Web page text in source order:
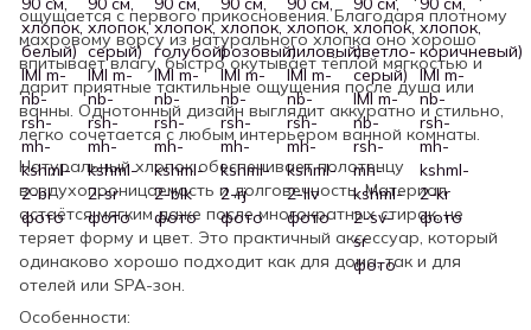
ощущается с первого прикосновения. Благодаря плотному
махровому ворсу из натурального хлопка оно хорошо
впитывает влагу, быстро окутывает тёплой мягкостью и
дарит приятные тактильные ощущения после душа или
ванны. Однотонный дизайн выглядит аккуратно и стильно,
легко сочетается с любым интерьером ванной комнаты.
Натуральный хлопок обеспечивает полотенцу
воздухопроницаемость и долговечность. Материал
остаётся мягким даже после многократных стирок, не
теряет форму и цвет. Это практичный аксессуар, который
одинаково хорошо подходит как для дома, так и для
отелей или SPA-зон.
Особенности: